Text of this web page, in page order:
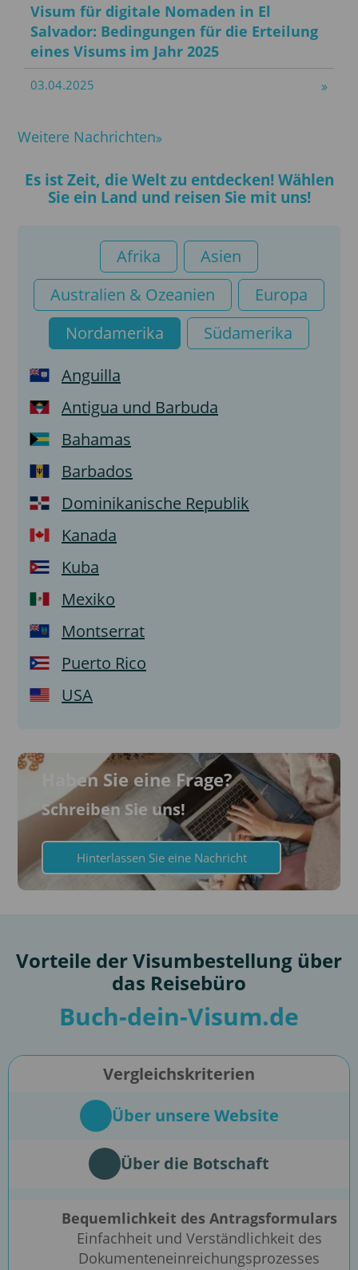
Visum für digitale Nomaden in El
Salvador: Bedingungen für die Erteilung
eines Visums im Jahr 2025
03.04.2025
Weitere Nachrichten
Es ist Zeit, die Welt zu entdecken! Wählen
Sie ein Land und reisen Sie mit uns!
Afrika
Asien
Australien & Ozeanien
Europa
Nordamerika
Südamerika
Anguilla
Antigua und Barbuda
Bahamas
Barbados
Dominikanische Republik
Kanada
Kuba
Mexiko
Montserrat
Puerto Rico
USA
Haben Sie eine Frage?
Schreiben Sie uns!
Hinterlassen Sie eine Nachricht
Vorteile der Visumbestellung über
das Reisebüro
Buch-dein-Visum.de
Vergleichskriterien
Über unsere Website
Über die Botschaft
Bequemlichkeit des Antragsformulars
Einfachheit und Verständlichkeit des
Dokumenteneinreichungsprozesses